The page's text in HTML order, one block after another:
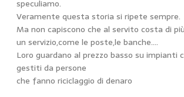
speculiamo.
Veramente questa storia si ripete sempre.
Ma non capiscono che al servito costa di
un servizio,come le poste,le banche….
Loro guardano al prezzo basso su impianti
gestiti da persone
che fanno riciclaggio di denaro